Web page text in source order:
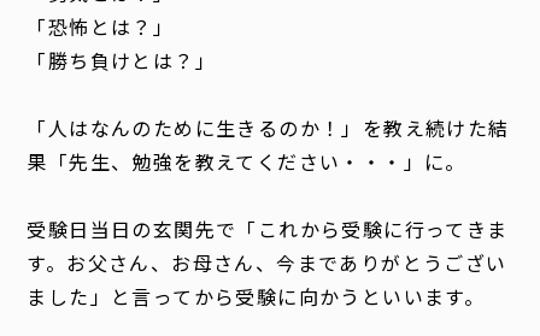
「恐怖とは？」
「勝ち負けとは？」
「人はなんのために生きるのか！」を教え続けた結
果「先生、勉強を教えてください・・・」に。
受験日当日の玄関先で「これから受験に行ってきま
す。お父さん、お母さん、今までありがとうござい
ました」と言ってから受験に向かうといいます。